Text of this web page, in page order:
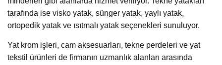
tarafında ise visko yatak, sünger yatak, yaylı yatak,
ortopedik yatak ve ısıtmalı yatak seçenekleri sunuluyor.
Yat krom işleri, cam aksesuarları, tekne perdeleri ve yat
tekstil ürünleri de firmanın uzmanlık alanları arasında